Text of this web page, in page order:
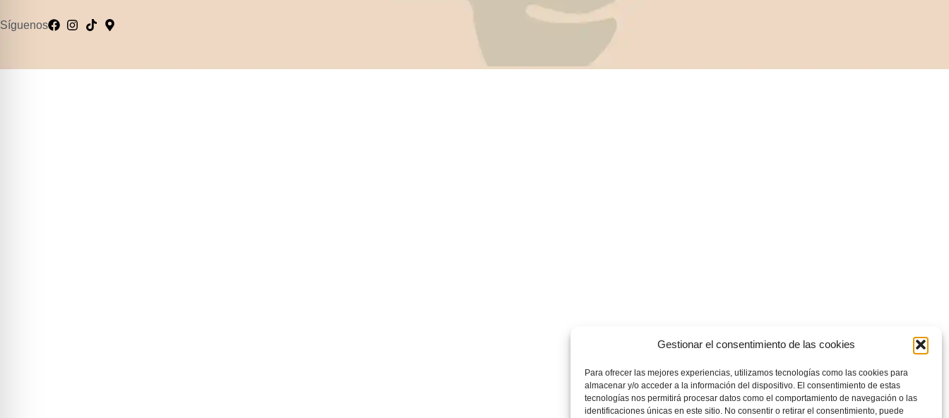
Gestionar el consentimiento de las cookies
Para ofrecer las mejores experiencias, utilizamos tecnologías como las cookies para
almacenar y/o acceder a la información del dispositivo. El consentimiento de estas
tecnologías nos permitirá procesar datos como el comportamiento de navegación o las
identificaciones únicas en este sitio. No consentir o retirar el consentimiento, puede
Síguenos